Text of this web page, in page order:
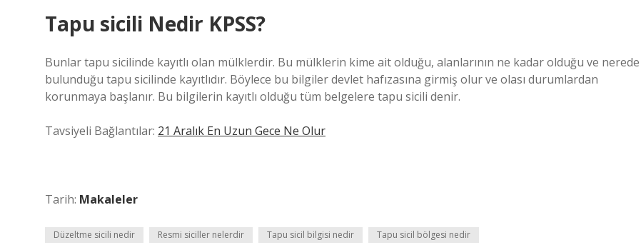
Tapu sicili Nedir KPSS?
Bunlar tapu sicilinde kayıtlı olan mülklerdir. Bu mülklerin kime ait olduğu, alanlarının ne kadar olduğu ve nerede
bulunduğu tapu sicilinde kayıtlıdır. Böylece bu bilgiler devlet hafızasına girmiş olur ve olası durumlardan
korunmaya başlanır. Bu bilgilerin kayıtlı olduğu tüm belgelere tapu sicili denir.
Tavsiyeli Bağlantılar: 21 Aralık En Uzun Gece Ne Olur
Tarih: Makaleler
Düzeltme sicili nedir Resmi siciller nelerdir Tapu sicil bilgisi nedir Tapu sicil bölgesi nedir